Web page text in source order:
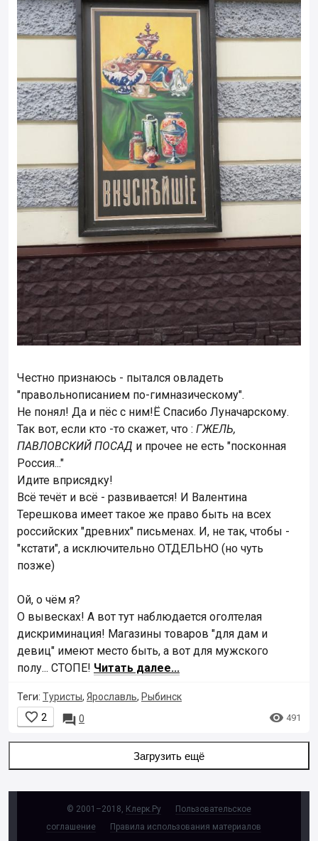
Честно признаюсь - пытался овладеть
"правольнописанием по-гимназическому".
Не понял! Да и пёс с ним!Ё Спасибо Луначарскому.
Так вот, если кто -то скажет, что : ГЖЕЛЬ,
ПАВЛОВСКИЙ ПОСАД и прочее не есть "посконная
Россия..."
Идите вприсядку!
Всё течёт и всё - развивается! И Валентина
Терешкова имеет такое же право быть на всех
российских "древних" письменах. И, не так, чтобы -
"кстати", а исключительно ОТДЕЛЬНО (но чуть
позже)
Ой, о чём я?
О вывесках! А вот тут наблюдается оголтелая
дискриминация! Магазины товаров "для дам и
девиц" имеют место быть, а вот для мужского
полу... СТОПЕ! Читать далее...
Теги: Туристы, Ярославль, Рыбинск
 2  0  491
Загрузить ещё
© 2001–2018, Клерк.Ру
Пользовательское
соглашение
Правила использования материалов